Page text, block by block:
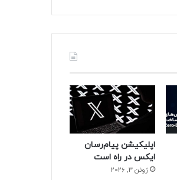
اپلیکیشن پیام‌رسان
ایکس در راه است
ژوئن 3, 2026